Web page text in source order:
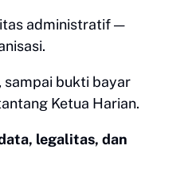
administratif —
sampai bukti bayar
Ketua Harian.
legalitas, dan